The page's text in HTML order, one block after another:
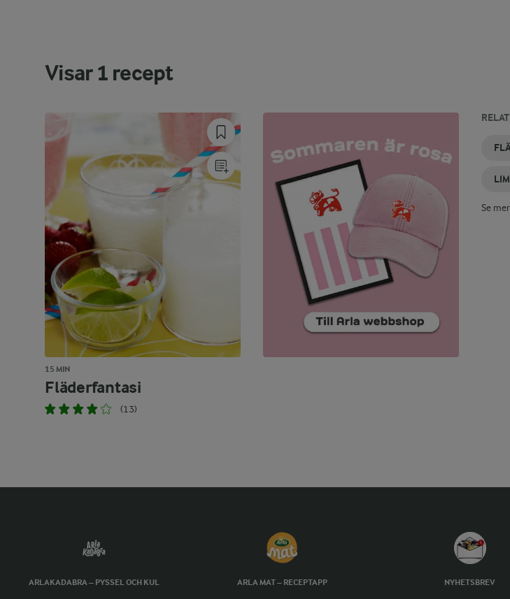
Visar1 recept
15 MIN
Fläderfantasi
(13)
LIMECHEESECAKE
LIMEPAJ
FLÄDERPARFAIT
SOCKERKAKA
MED LIME
LIME
DRINK
FLÄDERSORBET
Se mer
ARLAKADABRA – PYSSEL OCH KUL ARLA MAT – RECEPTAPP NYHETSBREV